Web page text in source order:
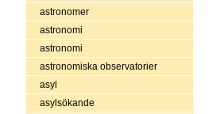
astronomer
astronomi
astronomi
astronomiska observatorier
asyl
asylsökande